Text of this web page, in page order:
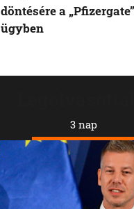
3 nap
döntésére a „Pfizergate”
ügyben